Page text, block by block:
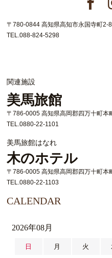
〒780-0844 高知県高知市永国寺町2-
TEL.088-824-5298
関連施設
美馬旅館
〒786-0005 高知県高岡郡四万十町本
TEL.0880-22-1101
美馬旅館はなれ
木のホテル
〒786-0005 高知県高岡郡四万十町本
TEL.0880-22-1103
CALENDAR
2026年08月
日 月 火